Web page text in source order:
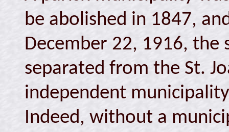
be abolished in 1847,
December 22, 1916, the
separated from the St.
independent
Indeed, without a